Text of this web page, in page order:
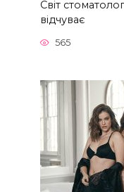
Світ
відчуває
565